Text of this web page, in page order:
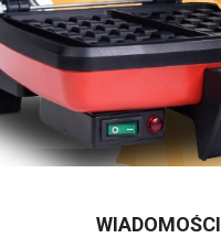
WIADOMOŚCI